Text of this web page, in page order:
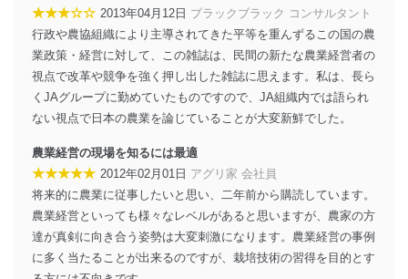
★★★☆☆ 2013年04月12日 ブラックブラック コンサルタント
行政や農協組織により主導されてきた平等を重んずるこの国の農
業政策・経営に対して、この雑誌は、民間の新たな農業経営者の
視点で改革や競争を強く押し出した雑誌に思えます。私は、長ら
くJAグループに勤めていたものですので、JA組織内では語られ
ない視点で日本の農業を論じていることが大変新鮮でした。
農業経営の現場を知るには最適
★★★★★ 2012年02月01日 アグリ家 会社員
将来的に農業に従事したいと思い、二年前から購読しています。
農業経営といっても様々なレベルがあると思いますが、農家の方
達が真剣に向き合う姿勢は大変刺激になります。農業経営の事例
に多く当たることが出来るのですが、栽培技術の習得を目的とす